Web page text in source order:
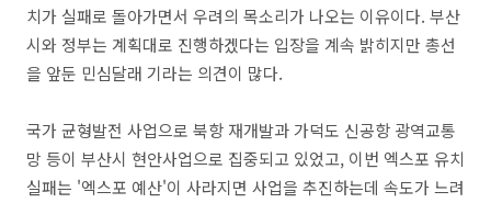
치가 실패로 돌아가면서 우려의 목소리가 나오는 이유이다. 부산
시와 정부는 계획대로 진행하겠다는 입장을 계속 밝히지만 총선
을 앞둔 민심달래 기라는 의견이 많다.
국가 균형발전 사업으로 북항 재개발과 가덕도 신공항 광역교통
망 등이 부산시 현안사업으로 집중되고 있었고, 이번 엑스포 유치
실패는 '엑스포 예산'이 사라지면 사업을 추진하는데 속도가 느려